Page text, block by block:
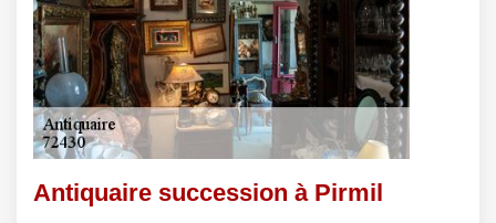
Antiquaire succession à Pirmil